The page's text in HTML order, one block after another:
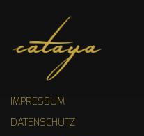
IMPRESSUM
DATENSCHUTZ